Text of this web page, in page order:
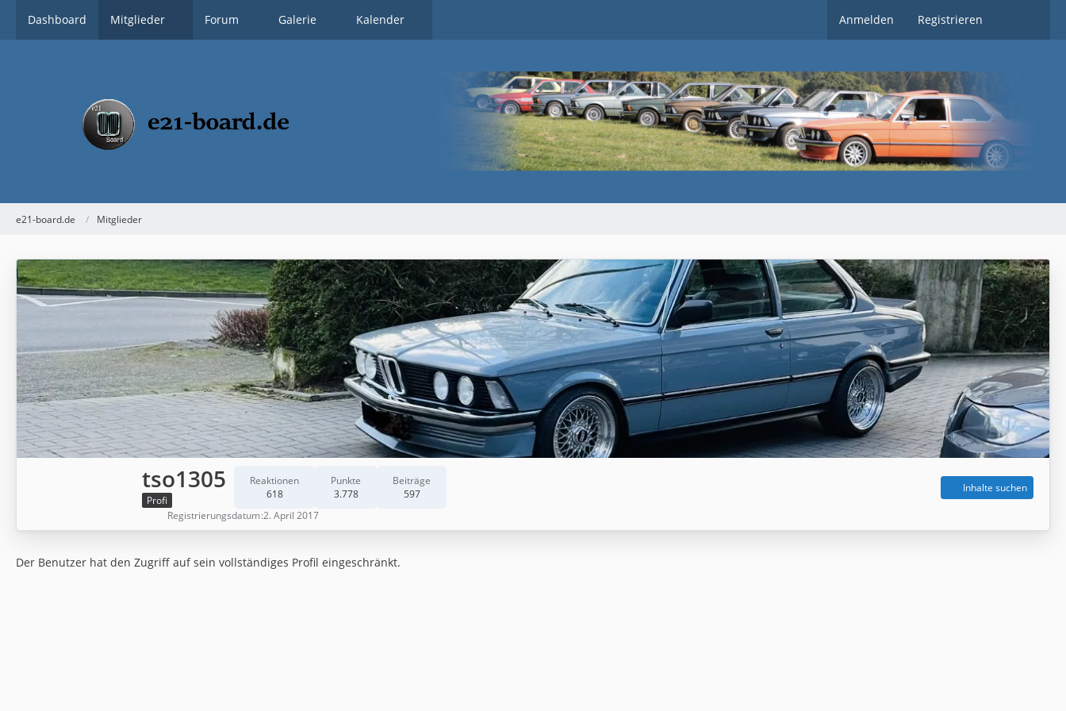
Dashboard Mitglieder Forum Galerie Kalender Anmelden Registrieren
e21-board.de Mitglieder
tso1305
Profi
Reaktionen
618
Punkte
3.778
Beiträge
597
Inhalte suchen
Registrierungsdatum 2. April 2017
Der Benutzer hat den Zugriff auf sein vollständiges Profil eingeschränkt.